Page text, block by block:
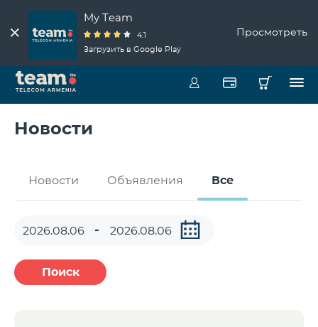
My Team
4.1
Загрузить в Google Play
Просмотреть
Новости
Новости Объявления Все
Поиск